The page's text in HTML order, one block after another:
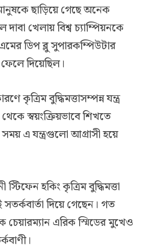
ছাড়িয়ে গেছে অনেক
খেলায় বিশ্ব চ্যাম্পিয়নকে
ডিপ ব্লু সুপারকম্পিউটার
দিয়েছিল।
কৃত্রিম বুদ্ধিমত্তাসম্পন্ন যন্ত্র
স্বয়ংক্রিয়ভাবে শিখতে
এ যন্ত্রগুলো আগ্রাসী হয়ে
স্টিফেন হকিং কৃত্রিম বুদ্ধিমত্তা
দিয়ে গেছেন। গত
এরিক স্মিডের মুখেও